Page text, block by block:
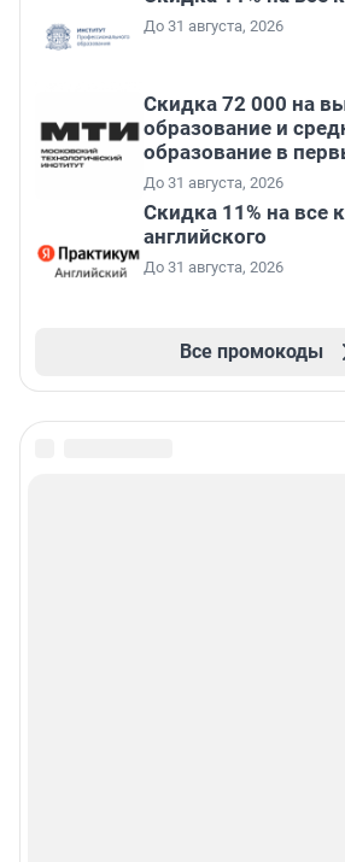
До 31 августа, 2026
Скидка 72 000 на
образование и
образование в
До 31 августа, 2026
Скидка 11% на все
английского
До 31 августа, 2026
Все промокоды